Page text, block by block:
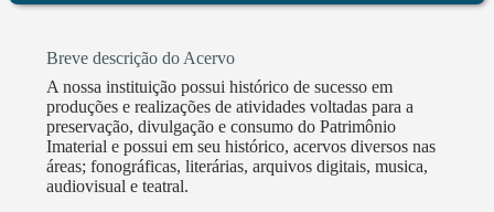
instituições do Vidigal que teve por objetivo ajudar
mais de 2500 famílias durante o isolamento social. •
Realização do evento “Laje da Tia Léa” ação essa que
mistura danças e culinária de favela reconhecida e
certificada pela secretaria municipal de cultura do Rio
– 2015 • Formação da turma de dança politécnica no
Breve descrição do Acervo
A nossa instituição possui histórico de sucesso em
produções e realizações de atividades voltadas para a
preservação, divulgação e consumo do Patrimônio
Imaterial e possui em seu histórico, acervos diversos nas
áreas; fonográficas, literárias, arquivos digitais, musica,
audiovisual e teatral.